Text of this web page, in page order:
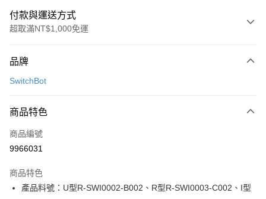
付款與運送方式
超取滿NT$1,000免運
信用卡一次付款
3 期 0 利率 每期
合作金庫商業銀行
上海商業儲蓄銀行
臺灣中小企業銀行
匯豐（台灣）商業銀行
華泰商業銀行
合作金庫商業銀行
上海商業儲蓄銀行
國泰世華商業銀行
兆豐國際商業銀行
LINE Pay
Apple Pay
街口支付
品牌
SwitchBot
商品特色
商品編號
9966031
商品特色
產品料號：U型R-SWI0002-B002、R型R-SWI0003-C002、I型